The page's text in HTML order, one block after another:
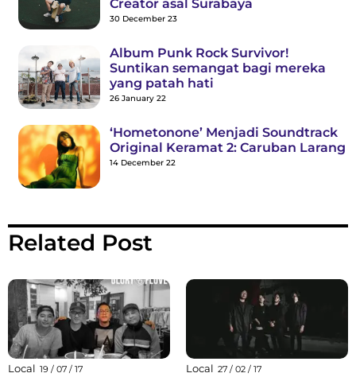
Creator asal Surabaya
30 December 23
Album Punk Rock Survivor!
Suntikan semangat bagi mereka
yang patah hati
26 January 22
‘Hometonone’ Menjadi Soundtrack
Original Keramat 2: Caruban Larang
14 December 22
Related Post
Local 19 / 07 / 17 Local 27 / 02 / 17